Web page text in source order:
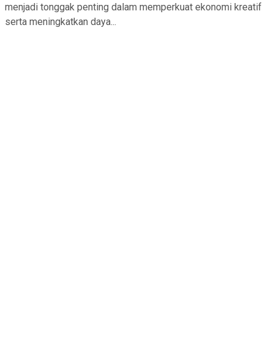
menjadi tonggak penting dalam memperkuat ekonomi kreatif
serta meningkatkan daya...